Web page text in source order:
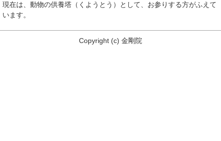
現在は、動物の供養塔（くようとう）として、お参りする方がふえて
います。
Copyright (c) 金剛院